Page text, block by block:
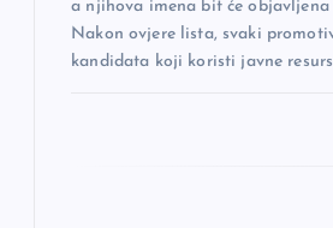
a njihova imena bit će objavljena
Nakon ovjere lista, svaki
kandidata koji koristi javne